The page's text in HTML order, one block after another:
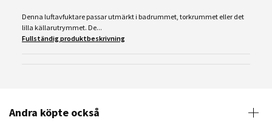
Denna luftavfuktare passar utmärkt i badrummet, torkrummet eller det
lilla källarutrymmet. De...
Fullständig produktbeskrivning
Andra köpte också